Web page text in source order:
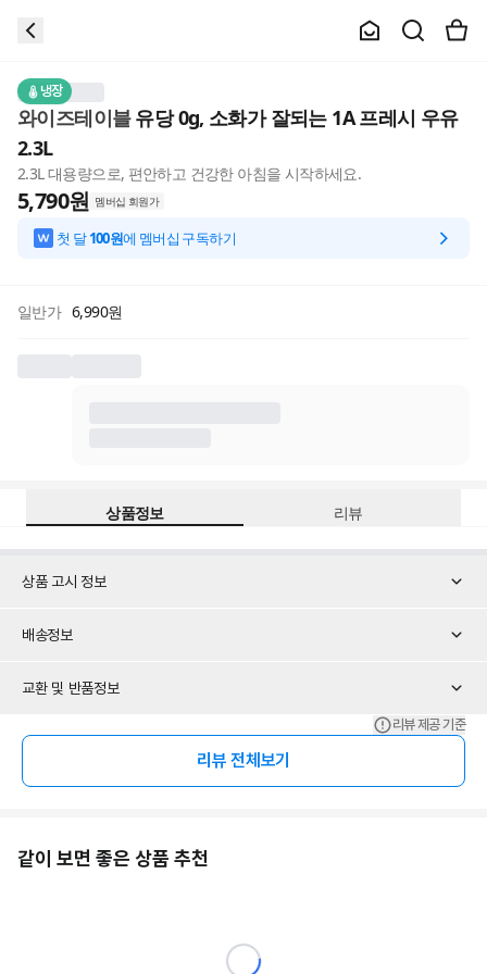
냉장
와이즈테이블유당 0g, 소화가 잘되는 1A 프레시 우유
2.3L
2.3L 대용량으로, 편안하고 건강한 아침을 시작하세요.
5,790원 멤버십 회원가
첫 달100원에 멤버십 구독하기
일반가 6,990원
상품정보 리뷰
상품 고시 정보
배송정보
교환 및 반품정보
리뷰 제공 기준
리뷰 전체보기
같이 보면 좋은 상품 추천